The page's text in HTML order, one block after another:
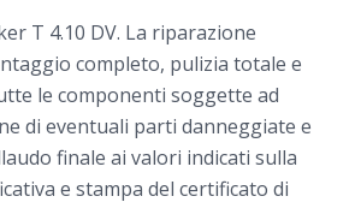
T 4.10 DV. La riparazione
completo, pulizia totale e
le componenti soggette ad
di eventuali parti danneggiate e
finale ai valori indicati sulla
e stampa del certificato di